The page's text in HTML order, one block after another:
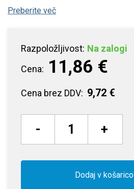
Preberite več
Razpoložljivost: Na zalogi
Cena: 11,86 €
Cena brez DDV: 9,72 €
- +
Dodaj v košarico